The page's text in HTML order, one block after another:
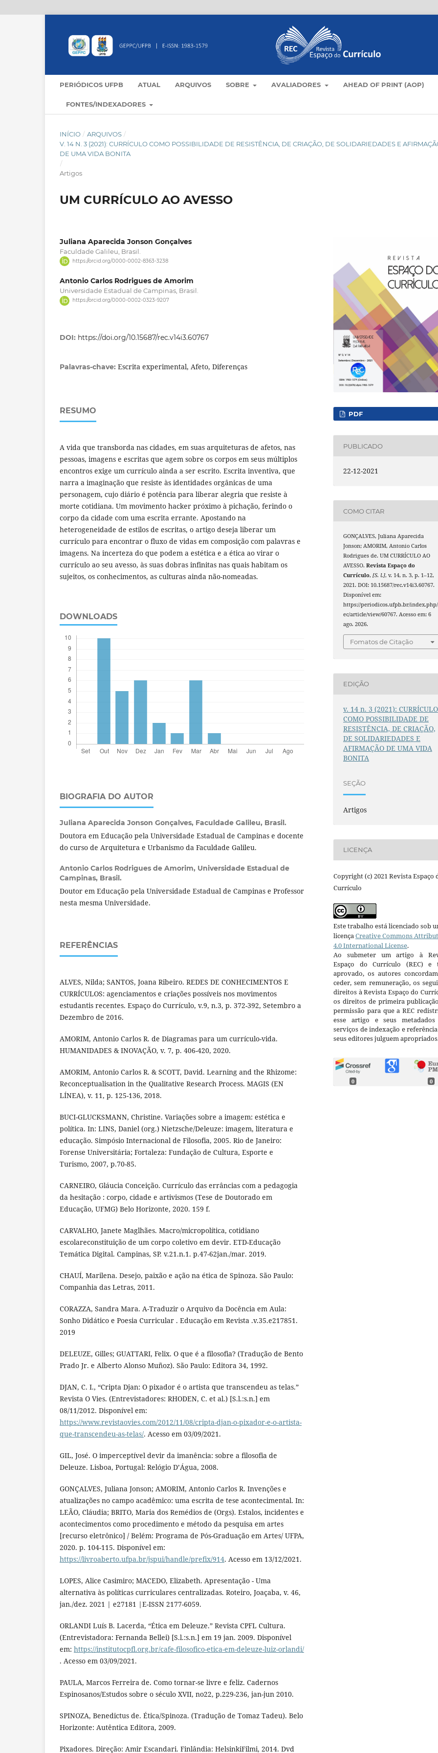
PERIÓDICOS UFPB ATUAL ARQUIVOS SOBRE AVALIADORES AHEAD OF PRINT (AOP)
FONTES/INDEXADORES
INÍCIO / ARQUIVOS /
V. 14 N. 3 (2021): CURRÍCULO COMO POSSIBILIDADE DE RESISTÊNCIA, DE CRIAÇÃO, DE SOLIDARIEDADES E
DE UMA VIDA BONITA
/
Artigos
UM CURRÍCULO AO AVESSO
Juliana Aparecida Jonson Gonçalves
Faculdade Galileu, Brasil.
https://orcid.org/0000-0002-8363-3238
Antonio Carlos Rodrigues de Amorim
Universidade Estadual de Campinas, Brasil.
https://orcid.org/0000-0002-0323-9207
DOI: https://doi.org/10.15687/rec.v14i3.60767
Palavras-chave: Escrita experimental, Afeto, Diferenças
RESUMO
A vida que transborda nas cidades, em suas arquiteturas de afetos, nas
pessoas, imagens e escritas que agem sobre os corpos em seus múltiplos
encontros exige um currículo ainda a ser escrito. Escrita inventiva, que
narra a imaginação que resiste às identidades orgânicas de uma
personagem, cujo diário é potência para liberar alegria que resiste à
morte cotidiana. Um movimento hacker próximo à pichação, ferindo o
corpo da cidade com uma escrita errante. Apostando na
heterogeneidade de estilos de escritas, o artigo deseja liberar um
currículo para encontrar o fluxo de vidas em composição com palavras e
imagens. Na incerteza do que podem a estética e a ética ao virar o
currículo ao seu avesso, às suas dobras infinitas nas quais habitam os
sujeitos, os conhecimentos, as culturas ainda não-nomeadas.
DOWNLOADS
BIOGRAFIA DO AUTOR
Juliana Aparecida Jonson Gonçalves, Faculdade Galileu, Brasil.
Doutora em Educação pela Universidade Estadual de Campinas e docente
do curso de Arquitetura e Urbanismo da Faculdade Galileu.
Antonio Carlos Rodrigues de Amorim, Universidade Estadual de
Campinas, Brasil.
Doutor em Educação pela Universidade Estadual de Campinas e Professor
nesta mesma Universidade.
REFERÊNCIAS
ALVES, Nilda; SANTOS, Joana Ribeiro. REDES DE CONHECIMENTOS E
CURRÍCULOS: agenciamentos e criações possíveis nos movimentos
estudantis recentes. Espaço do Currículo, v.9, n.3, p. 372-392, Setembro a
Dezembro de 2016.
AMORIM, Antonio Carlos R. de Diagramas para um currículo-vida.
HUMANIDADES & INOVAÇÃO, v. 7, p. 406-420, 2020.
AMORIM, Antonio Carlos R. & SCOTT, David. Learning and the Rhizome:
Reconceptualisation in the Qualitative Research Process. MAGIS (EN
LÍNEA), v. 11, p. 125-136, 2018.
BUCI-GLUCKSMANN, Christine. Variações sobre a imagem: estética e
política. In: LINS, Daniel (org.) Nietzsche/Deleuze: imagem, literatura e
educação. Simpósio Internacional de Filosofia, 2005. Rio de Janeiro:
Forense Universitária; Fortaleza: Fundação de Cultura, Esporte e
Turismo, 2007, p.70-85.
CARNEIRO, Gláucia Conceição. Currículo das errâncias com a pedagogia
da hesitação : corpo, cidade e artivismos (Tese de Doutorado em
Educação, UFMG) Belo Horizonte, 2020. 159 f.
CARVALHO, Janete Maglhães. Macro/micropolítica, cotidiano
escolareconstituição de um corpo coletivo em devir. ETD-Educação
Temática Digital. Campinas, SP. v.21.n.1. p.47-62jan./mar. 2019.
CHAUÍ, Marilena. Desejo, paixão e ação na ética de Spinoza. São Paulo:
Companhia das Letras, 2011.
CORAZZA, Sandra Mara. A-Traduzir o Arquivo da Docência em Aula:
Sonho Didático e Poesia Curricular . Educação em Revista .v.35.e217851.
2019
DELEUZE, Gilles; GUATTARI, Felix. O que é a filosofia? (Tradução de Bento
Prado Jr. e Alberto Alonso Muñoz). São Paulo: Editora 34, 1992.
DJAN, C. I., “Cripta Djan: O pixador é o artista que transcendeu as telas.”
Revista O Vies. (Entrevistadores: RHODEN, C. et al.) [S.l.:s.n.] em
08/11/2012. Disponível em:
https://www.revistaovies.com/2012/11/08/cripta-djan-o-pixador-e-o-artista-
que-transcendeu-as-telas/. Acesso em 03/09/2021.
GIL, José. O imperceptível devir da imanência: sobre a filosofia de
Deleuze. Lisboa, Portugal: Relógio D’Água, 2008.
GONÇALVES, Juliana Jonson; AMORIM, Antonio Carlos R. Invenções e
atualizações no campo acadêmico: uma escrita de tese acontecimental. In:
LEÃO, Cláudia; BRITO, Maria dos Remédios de (Orgs). Estalos, incidentes e
acontecimentos como procedimento e método da pesquisa em artes
[recurso eletrônico] / Belém: Programa de Pós-Graduação em Artes/ UFPA,
2020. p. 104-115. Disponível em:
https://livroaberto.ufpa.br/jspui/handle/prefix/914. Acesso em 13/12/2021.
LOPES, Alice Casimiro; MACEDO, Elizabeth. Apresentação - Uma
alternativa às políticas curriculares centralizadas. Roteiro, Joaçaba, v. 46,
jan./dez. 2021 | e27181 |E-ISSN 2177-6059.
ORLANDI Luís B. Lacerda, “Ética em Deleuze.” Revista CPFL Cultura.
(Entrevistadora: Fernanda Bellei) [S.l.:s.n.] em 19 jan. 2009. Disponível
em: https://institutocpfl.org.br/cafe-filosofico-etica-em-deleuze-luiz-orlandi/
. Acesso em 03/09/2021.
PAULA, Marcos Ferreira de. Como tornar-se livre e feliz. Cadernos
Espinosanos/Estudos sobre o século XVII, no22, p.229-236, jan-jun 2010.
SPINOZA, Benedictus de. Ética/Spinoza. (Tradução de Tomaz Tadeu). Belo
Horizonte: Autêntica Editora, 2009.
Pixadores. Direção: Amir Escandari. Finlândia: HelsinkiFilmi, 2014. Dvd
PDF
PUBLICADO
22-12-2021
COMO CITAR
GONÇALVES, Juliana Aparecida
Jonson; AMORIM, Antonio Carlos
Rodrigues de. UM CURRÍCULO AO
AVESSO.Revista Espaço do
Currículo,[S. l.], v. 14, n. 3, p. 1–12,
2021. DOI: 10.15687/rec.v14i3.60767.
Disponível em:
https://periodicos.ufpb.br/
ec/article/view/60767. Acesso em: 6
ago. 2026.
Fomatos de Citação
EDIÇÃO
v. 14 n. 3 (2021): CURRÍCULO
COMO POSSIBILIDADE DE
RESISTÊNCIA, DE CRIAÇÃO,
DE SOLIDARIEDADES E
AFIRMAÇÃO DE UMA VIDA
BONITA
SEÇÃO
Artigos
LICENÇA
Copyright (c) 2021 Revista Espaço
Currículo
Este trabalho está licenciado sob
licençaCreative Commons
4.0 International License.
Ao submeter um artigo à
Espaço do Currículo (REC) e
aprovado, os autores
ceder, sem remuneração, os
direitos à Revista Espaço do
os direitos de primeira
permissão para que a REC
esse artigo e seus metadados
serviços de indexação e
seus editores julguem
0 0